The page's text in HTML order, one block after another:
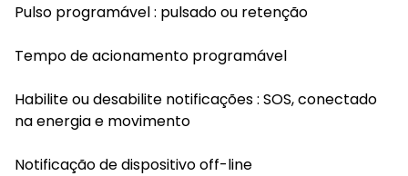
Pulso programável : pulsado ou retenção
Tempo de acionamento programável
Habilite ou desabilite notificações : SOS, conectado
na energia e movimento
Notificação de dispositivo off-line